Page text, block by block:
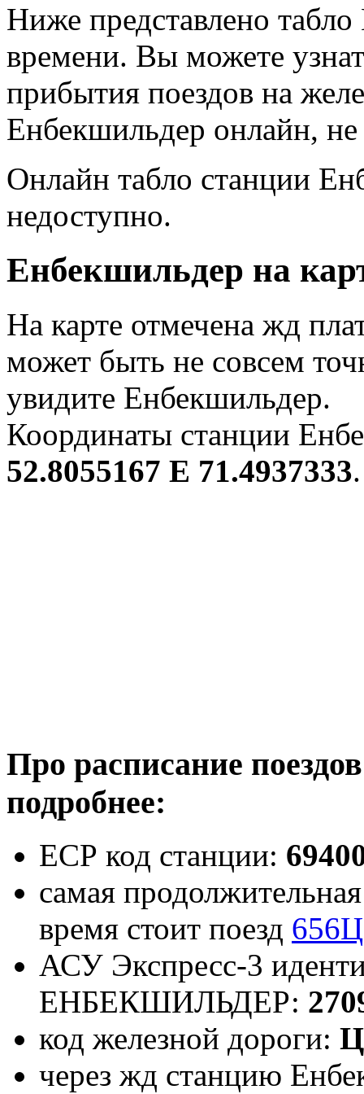
Ниже представлено
времени. Вы можете
прибытия поездов на
Енбекшильдер онлайн,
Онлайн табло станции
недоступно.
Енбекшильдер на
На карте отмечена жд
может быть не совсем
увидите Енбекшильдер.
Координаты станции
52.8055167 E 71.4937333.
Про расписание
подробнее:
ЕСР код станции:
самая
время стоит поезд 656Ц
АСУ Экспресс-3
ЕНБЕКШИЛЬДЕР:
код железной дороги:
через жд станцию